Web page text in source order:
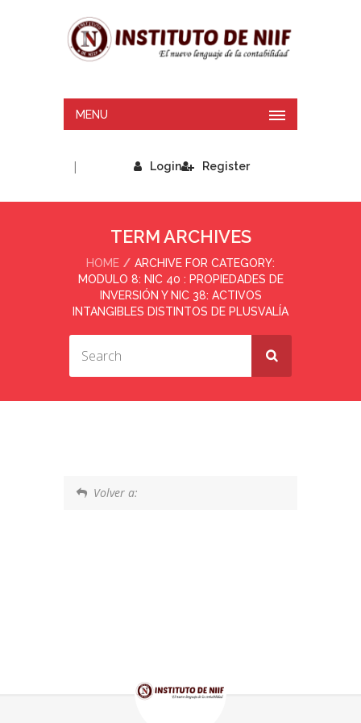
MENU
Login
| Register
TERM ARCHIVES
HOME
ARCHIVE FOR CATEGORY:
MODULO 8: NIC 40 : PROPIEDADES DE
INVERSIÓN Y NIC 38: ACTIVOS
INTANGIBLES DISTINTOS DE PLUSVALÍA
Volver a: